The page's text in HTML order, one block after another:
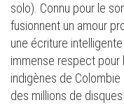
solo). Connu pour le
fusionnent un amour
une écriture
immense respect pour
indigènes de
des millions de